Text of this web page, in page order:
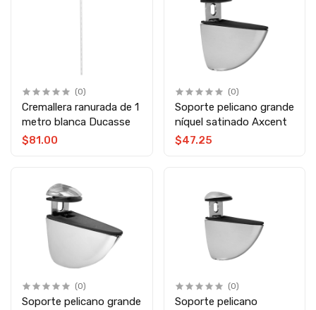
(0)
Cremallera ranurada de 1
metro blanca Ducasse
$81.00
(0)
Soporte pelicano grande
níquel satinado Axcent
$47.25
(0)
Soporte pelicano grande
(0)
Soporte pelicano